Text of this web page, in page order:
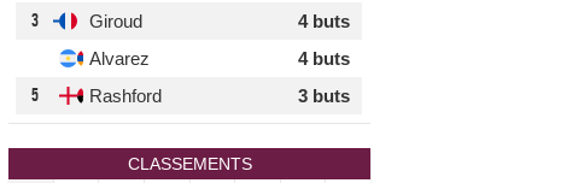
3 Giroud
4 buts
Alvarez
4 buts
5 Rashford 3 buts
CLASSEMENTS